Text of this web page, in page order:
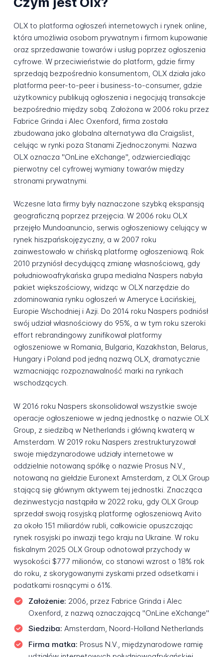
OLX to platforma ogłoszeń internetowych i rynek online,
która umożliwia osobom prywatnym i firmom kupowanie
oraz sprzedawanie towarów i usług poprzez ogłoszenia
cyfrowe. W przeciwieństwie do platform, gdzie firmy
sprzedają bezpośrednio konsumentom, OLX działa jako
platforma peer-to-peer i business-to-consumer, gdzie
użytkownicy publikują ogłoszenia i negocjują transakcje
bezpośrednio między sobą. Założona w 2006 roku przez
Fabrice Grinda i Alec Oxenford, firma została
zbudowana jako globalna alternatywa dla Craigslist,
celując w rynki poza Stanami Zjednoczonymi. Nazwa
OLX oznacza "OnLine eXchange", odzwierciedlając
pierwotny cel cyfrowej wymiany towarów między
stronami prywatnymi.
Wczesne lata firmy były naznaczone szybką ekspansją
geograficzną poprzez przejęcia. W 2006 roku OLX
przejęło Mundoanuncio, serwis ogłoszeniowy celujący w
rynek hiszpańskojęzyczny, a w 2007 roku
zainwestowało w chińską platformę ogłoszeniową. Rok
2010 przyniósł decydującą zmianę własnościową, gdy
południowoafrykańska grupa medialna Naspers nabyła
pakiet większościowy, widząc w OLX narzędzie do
zdominowania rynku ogłoszeń w Ameryce Łacińskiej,
Europie Wschodniej i Azji. Do 2014 roku Naspers podniósł
swój udział własnościowy do 95%, a w tym roku szeroki
effort rebrandingowy zunifikował platformy
ogłoszeniowe w Romania, Bulgaria, Kazakhstan, Belarus,
Hungary i Poland pod jedną nazwą OLX, dramatycznie
wzmacniając rozpoznawalność marki na rynkach
wschodzących.
W 2016 roku Naspers skonsolidował wszystkie swoje
operacje ogłoszeniowe w jedną jednostkę o nazwie OLX
Group, z siedzibą w Netherlands i główną kwaterą w
Amsterdam. W 2019 roku Naspers zrestrukturyzował
swoje międzynarodowe udziały internetowe w
oddzielnie notowaną spółkę o nazwie Prosus N.V.,
notowaną na giełdzie Euronext Amsterdam, z OLX Group
stającą się głównym aktywem tej jednostki. Znacząca
dezinwestycja nastąpiła w 2022 roku, gdy OLX Group
sprzedał swoją rosyjską platformę ogłoszeniową Avito
za około 151 miliardów rubli, całkowicie opuszczając
rynek rosyjski po inwazji tego kraju na Ukraine. W roku
fiskalnym 2025 OLX Group odnotował przychody w
wysokości $777 milionów, co stanowi wzrost o 18% rok
do roku, z skorygowanymi zyskami przed odsetkami i
podatkami rosnącymi o 61%.
Założenie: 2006, przez Fabrice Grinda i Alec
Oxenford, z nazwą oznaczającą "OnLine eXchange"
Siedziba: Amsterdam, Noord-Holland Netherlands
Firma matka: Prosus N.V., międzynarodowe ramię